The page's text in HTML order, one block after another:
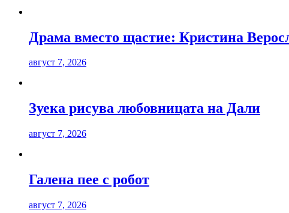
Драма вместо щастие: Кристина
август 7, 2026
Зуека рисува любовницата на Дали
август 7, 2026
Галена пее с робот
август 7, 2026